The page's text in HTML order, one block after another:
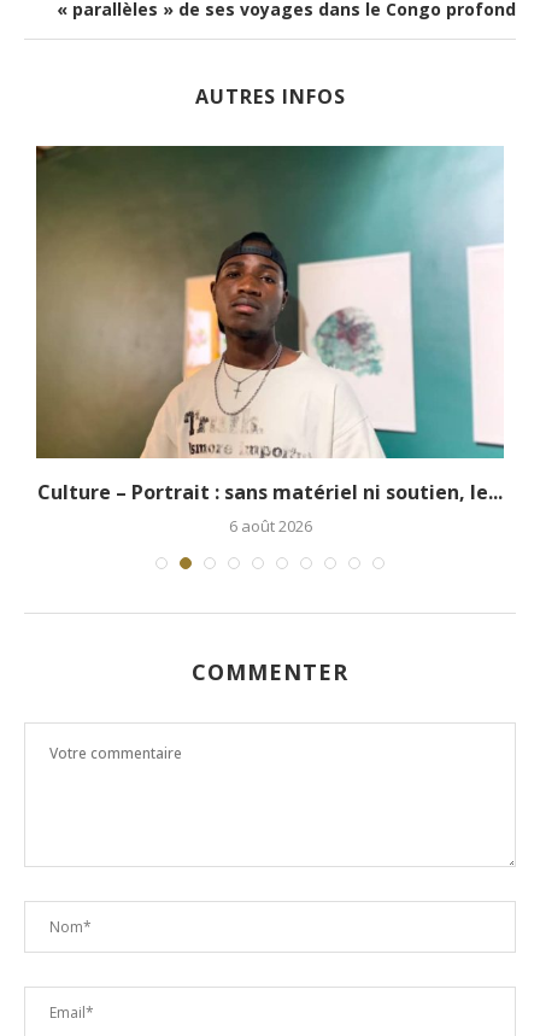
« parallèles » de ses voyages dans le Congo profond
AUTRES INFOS
Culture – Portrait : sans matériel ni soutien, le...
6 août 2026
COMMENTER